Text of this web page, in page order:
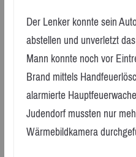
Der Lenker konnte sein
abstellen und unverletzt
Mann konnte noch vor
Brand mittels
alarmierte
Judendorf mussten nur
Wärmebildkamera